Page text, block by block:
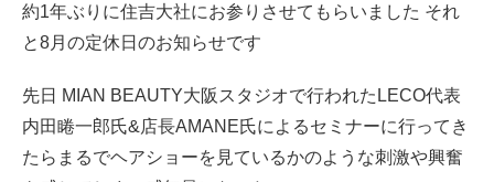
約1年ぶりに住吉大社にお参りさせてもらいました それ
と8月の定休日のお知らせです
先日 MIAN BEAUTY大阪スタジオで行われたLECO代表
内田睠一郎氏&店長AMANE氏によるセミナーに行ってき
たらまるでヘアショーを見ているかのような刺激や興奮